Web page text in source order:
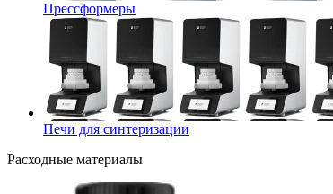
Прессформеры
Печи для синтеризации
Расходные материалы